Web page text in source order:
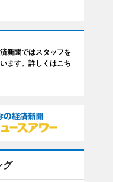
新聞ではスタッフを
ます。詳しくはこち
グ